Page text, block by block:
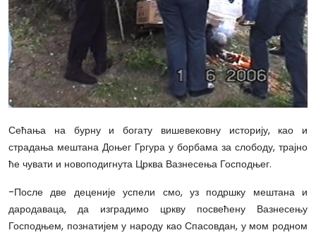
Сећања на бурну и богату вишевековну историју, као и
страдања мештана Доњег Гргура у борбама за слободу, трајно
ће чувати и новоподигнута Црква Вазнесења Господњег.
-После две деценије успели смо, уз подршку мештана и
дародаваца, да изградимо цркву посвећену Вазнесењу
Господњем, познатијем у народу као Спасовдан, у мом родном